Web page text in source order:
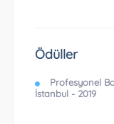
Ödüller
Profesyonel
İstanbul - 2019